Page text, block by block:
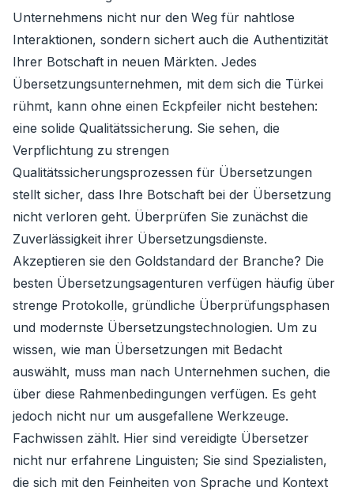
Unternehmens nicht nur den Weg für nahtlose
Interaktionen, sondern sichert auch die Authentizität
Ihrer Botschaft in neuen Märkten. Jedes
Übersetzungsunternehmen, mit dem sich die Türkei
rühmt, kann ohne einen Eckpfeiler nicht bestehen:
eine solide Qualitätssicherung. Sie sehen, die
Verpflichtung zu strengen
Qualitätssicherungsprozessen für Übersetzungen
stellt sicher, dass Ihre Botschaft bei der Übersetzung
nicht verloren geht. Überprüfen Sie zunächst die
Zuverlässigkeit ihrer Übersetzungsdienste.
Akzeptieren sie den Goldstandard der Branche? Die
besten Übersetzungsagenturen verfügen häufig über
strenge Protokolle, gründliche Überprüfungsphasen
und modernste Übersetzungstechnologien. Um zu
wissen, wie man Übersetzungen mit Bedacht
auswählt, muss man nach Unternehmen suchen, die
über diese Rahmenbedingungen verfügen. Es geht
jedoch nicht nur um ausgefallene Werkzeuge.
Fachwissen zählt. Hier sind vereidigte Übersetzer
nicht nur erfahrene Linguisten; Sie sind Spezialisten,
die sich mit den Feinheiten von Sprache und Kontext